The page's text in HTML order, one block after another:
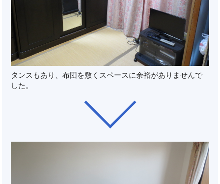
タンスもあり、布団を敷くスペースに余裕がありませんで
した。